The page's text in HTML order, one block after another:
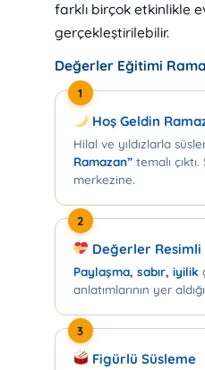
farklı birçok etkinlikle
gerçekleştirilebilir.
Değerler Eğitimi
1
Hoş Geldin
Hilal ve yıldızlarla
Ramazan”temalı çıktı.
merkezine.
2
Değerler Resimli
Paylaşma, sabır, iyilik
anlatımlarının yer
3
Figürlü Süsleme